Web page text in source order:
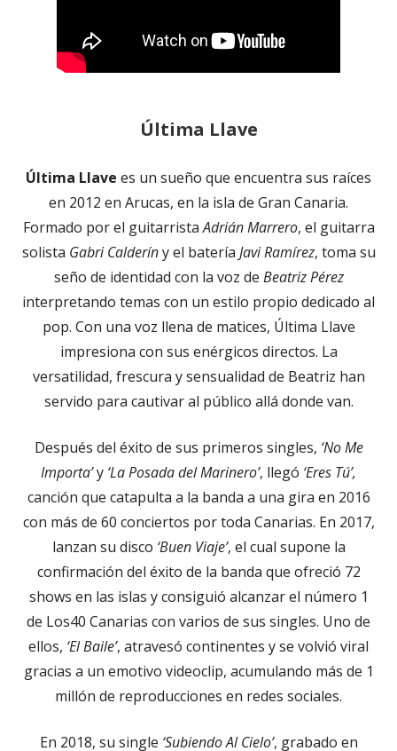
Última Llave
Última Llave es un sueño que encuentra sus raíces
en 2012 en Arucas, en la isla de Gran Canaria.
Formado por el guitarristaAdrián Marrero, el guitarra
solista Gabri Calderíny el batería Javi Ramírez, toma su
seño de identidad con la voz de Beatriz Pérez
interpretando temas con un estilo propio dedicado al
pop. Con una voz llena de matices, Última Llave
impresiona con sus enérgicos directos. La
versatilidad, frescura y sensualidad de Beatriz han
servido para cautivar al público allá donde van.
Después del éxito de sus primeros singles, ‘No Me
Importa’y ‘La Posada del Marinero’, llegó ‘Eres Tú’,
canción que catapulta a la banda a una gira en 2016
con más de 60 conciertos por toda Canarias. En 2017,
lanzan su disco ‘Buen Viaje’, el cual supone la
confirmación del éxito de la banda que ofreció 72
shows en las islas y consiguió alcanzar el número 1
de Los40 Canarias con varios de sus singles. Uno de
ellos, ‘El Baile’, atravesó continentes y se volvió viral
gracias a un emotivo videoclip, acumulando más de 1
millón de reproducciones en redes sociales.
En 2018, su single ‘Subiendo Al Cielo’, grabado en